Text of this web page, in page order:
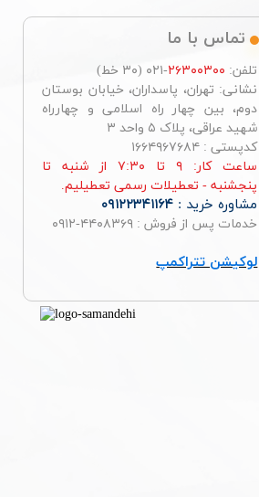
تماس با ما
تلفن: ۲۶۳۰۰۳۰۰-۰۲۱ (۳۰ خط)
نشانی: تهران، پاسداران، خیابان بوستان
دوم، بین چهار راه اسلامی و چهارراه
شهید عراقی، پلاک ۵ واحد ۳
کدپستی : ۱۶۶۴۹۶۷۶۸۴
ساعت کار: ۹ تا ۷:۳۰ از شنبه تا
پنجشنبه - تعطیلات رسمی تعطیلیم.
مشاوره خرید : ۰۹۱۲۲۳۴۱۱۶۴
خدمات پس از فروش : ۴۴۰۸۳۶۹-۰۹۱۲
لوکیشن تتراکمپ